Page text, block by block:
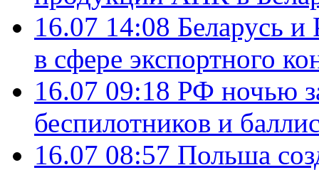
16.07 14:08 Беларусь и
в сфере экспортного
16.07 09:18 РФ ночью
беспилотников и
16.07 08:57 Польша